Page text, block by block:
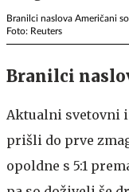
Branilci naslova Američani
Foto: Reuters
Branilci
Aktualni
prišli do prve
opoldne s 5:1